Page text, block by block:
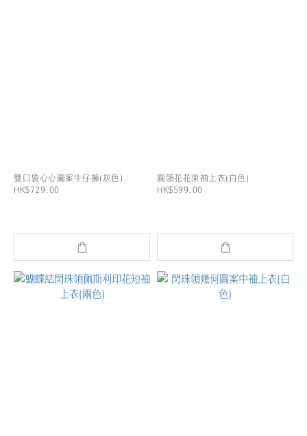
雙口袋心心圖案牛仔褲(灰色)
HK$729.00
圓領花花束袖上衣(白色)
HK$599.00